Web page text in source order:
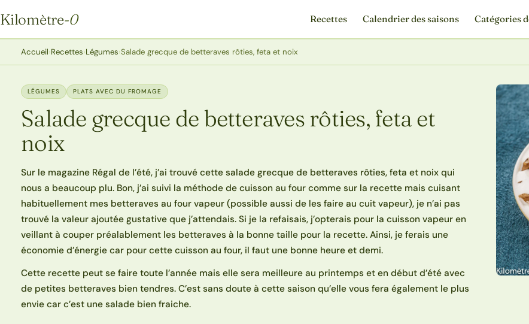
Kilomètre-0
Kilomètre-0
Recettes Calendrier des saisons Catégories
Accueil›Recettes›Légumes›Salade grecque de betteraves rôties, feta et noix
LÉGUMES PLATS AVEC DU FROMAGE
Salade grecque de betteraves rôties, feta et
noix
Sur le magazine Régal de l’été, j’ai trouvé cette salade grecque de betteraves rôties, feta et noix qui
nous a beaucoup plu. Bon, j’ai suivi la méthode de cuisson au four comme sur la recette mais cuisant
habituellement mes betteraves au four vapeur (possible aussi de les faire au cuit vapeur), je n’ai pas
trouvé la valeur ajoutée gustative que j’attendais. Si je la refaisais, j’opterais pour la cuisson vapeur en
veillant à couper préalablement les betteraves à la bonne taille pour la recette. Ainsi, je ferais une
économie d’énergie car pour cette cuisson au four, il faut une bonne heure et demi.
Cette recette peut se faire toute l’année mais elle sera meilleure au printemps et en début d’été avec
de petites betteraves bien tendres. C’est sans doute à cette saison qu’elle vous fera également le plus
envie car c’est une salade bien fraiche.